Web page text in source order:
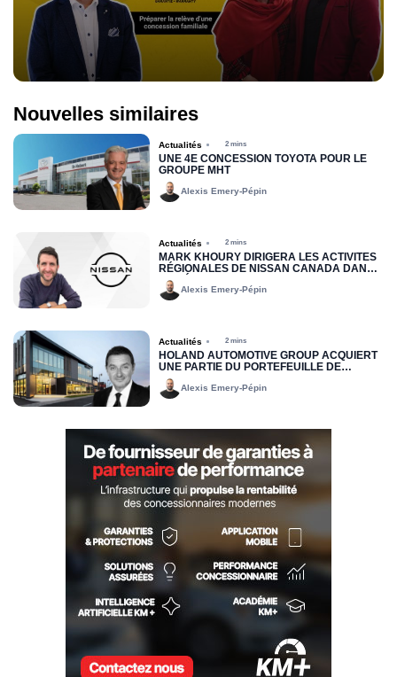
Nouvelles similaires
Actualités 2 mins
UNE 4E CONCESSION TOYOTA POUR LE
GROUPE MHT
Alexis Emery-Pépin
Actualités 2 mins
MARK KHOURY DIRIGERA LES ACTIVITÉS
RÉGIONALES DE NISSAN CANADA DANS
LA RÉGION DE L’EST
Alexis Emery-Pépin
Actualités 2 mins
HOLAND AUTOMOTIVE GROUP ACQUIERT
UNE PARTIE DU PORTEFEUILLE DE
LOCATION JOHN SCOTTI
Alexis Emery-Pépin